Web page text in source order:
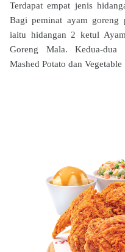
Terdapat empat jenis
Bagi peminat ayam goreng
iaitu hidangan 2 ketul
Goreng Mala. Kedua-dua
Mashed Potato dan Vegetable